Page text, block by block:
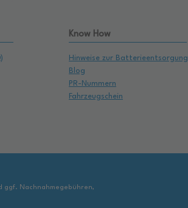
Know How
Hinweise zur Batterieentsorgung
Blog
PR-Nummern
Fahrzeugschein
ggf. Nachnahmegebühren,